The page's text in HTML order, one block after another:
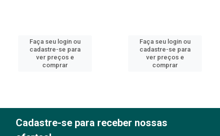
Faça seu login ou
cadastre-se para
ver preços e
comprar
Faça seu login ou
cadastre-se para
ver preços e
comprar
Cadastre-se para receber nossas